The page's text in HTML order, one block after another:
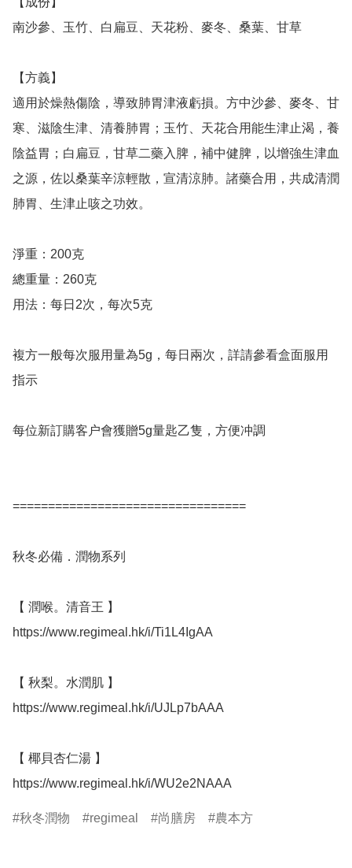
南沙參、玉竹、白扁豆、天花粉、麥冬、桑葉、甘草
【方義】
適用於燥熱傷陰，導致肺胃津液虧損。方中沙參、麥冬、甘
寒、滋陰生津、清養肺胃；玉竹、天花合用能生津止渴，養
陰益胃；白扁豆，甘草二藥入脾，補中健脾，以增強生津血
之源，佐以桑葉辛涼輕散，宣清涼肺。諸藥合用，共成清潤
肺胃、生津止咳之功效。
淨重：200克
總重量：260克
用法：每日2次，每次5克
複方一般每次服用量為5g，每日兩次，詳請參看盒面服用
指示
每位新訂購客户會獲贈5g量匙乙隻，方便冲調
=================================
秋冬必備．潤物系列
【 潤喉。清音王 】
https://www.regimeal.hk/i/Ti1L4IgAA
【 秋梨。水潤肌 】
https://www.regimeal.hk/i/UJLp7bAAA
【 椰貝杏仁湯 】
https://www.regimeal.hk/i/WU2e2NAAA
秋冬潤物 regimeal 尚膳房 農本方